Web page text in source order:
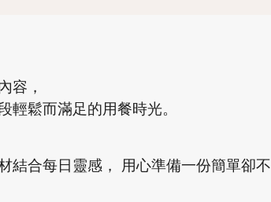
容，
鬆而滿足的用餐時光。
結合每日靈感， 用心準備一份簡單卻不